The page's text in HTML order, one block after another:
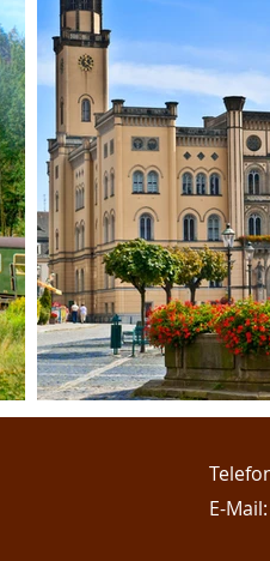
E-Mail: